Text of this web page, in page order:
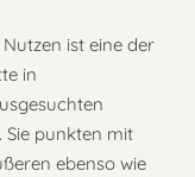
ist eine der
in
punkten mit
ebenso wie